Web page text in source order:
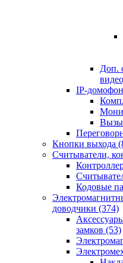
Доп.
IP-
Кнопки выхода
Считыватели,
Кодовые
доводчики (374)
замков (53)